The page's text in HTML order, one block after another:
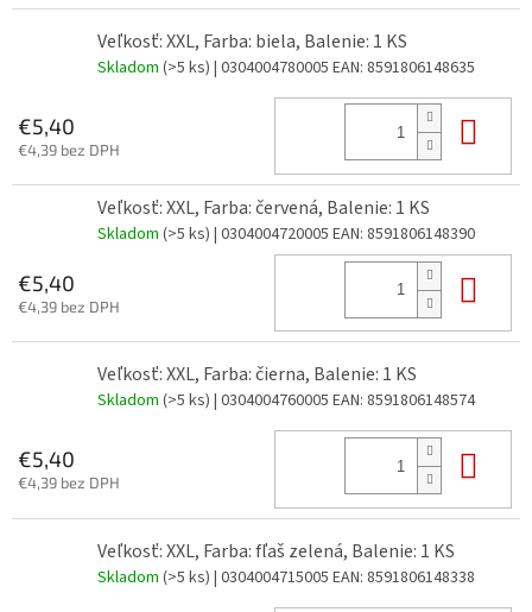
Veľkosť: XXL, Farba: biela, Balenie: 1 KS
Skladom (>5 ks) | 0304004780005 EAN: 8591806148635
€5,40
€4,39 bez DPH
Veľkosť: XXL, Farba: červená, Balenie: 1 KS
Skladom (>5 ks) | 0304004720005 EAN: 8591806148390
€5,40
€4,39 bez DPH
Veľkosť: XXL, Farba: čierna, Balenie: 1 KS
Skladom (>5 ks) | 0304004760005 EAN: 8591806148574
€5,40
€4,39 bez DPH
Veľkosť: XXL, Farba: fľaš zelená, Balenie: 1 KS
Skladom (>5 ks) | 0304004715005 EAN: 8591806148338